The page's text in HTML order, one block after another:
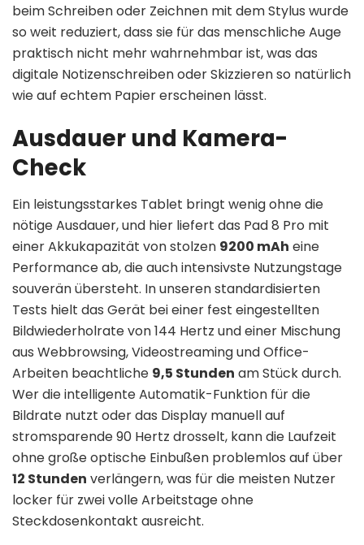
beim Schreiben oder Zeichnen mit dem Stylus wurde
so weit reduziert, dass sie für das menschliche Auge
praktisch nicht mehr wahrnehmbar ist, was das
digitale Notizenschreiben oder Skizzieren so natürlich
wie auf echtem Papier erscheinen lässt.
Ausdauer und Kamera-
Check
Ein leistungsstarkes Tablet bringt wenig ohne die
nötige Ausdauer, und hier liefert das Pad 8 Pro mit
einer Akkukapazität von stolzen 9200 mAh eine
Performance ab, die auch intensivste Nutzungstage
souverän übersteht. In unseren standardisierten
Tests hielt das Gerät bei einer fest eingestellten
Bildwiederholrate von 144 Hertz und einer Mischung
aus Webbrowsing, Videostreaming und Office-
Arbeiten beachtliche 9,5 Stunden am Stück durch.
Wer die intelligente Automatik-Funktion für die
Bildrate nutzt oder das Display manuell auf
stromsparende 90 Hertz drosselt, kann die Laufzeit
ohne große optische Einbußen problemlos auf über
12 Stunden verlängern, was für die meisten Nutzer
locker für zwei volle Arbeitstage ohne
Steckdosenkontakt ausreicht.